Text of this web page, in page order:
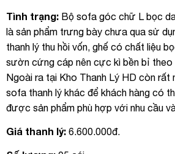
Tình trạng: Bộ sofa góc chữ L bọc
là sản phẩm trưng bày chưa qua sử
thanh lý thu hồi vốn, ghế có chất liệu
sườn cứng cáp nên cực kì bền bỉ theo
Ngoài ra tại Kho Thanh Lý HD còn rất
sofa thanh lý khác để khách hàng có
được sản phẩm phù hợp với nhu cầu
Giá thanh lý: 6.600.000đ.